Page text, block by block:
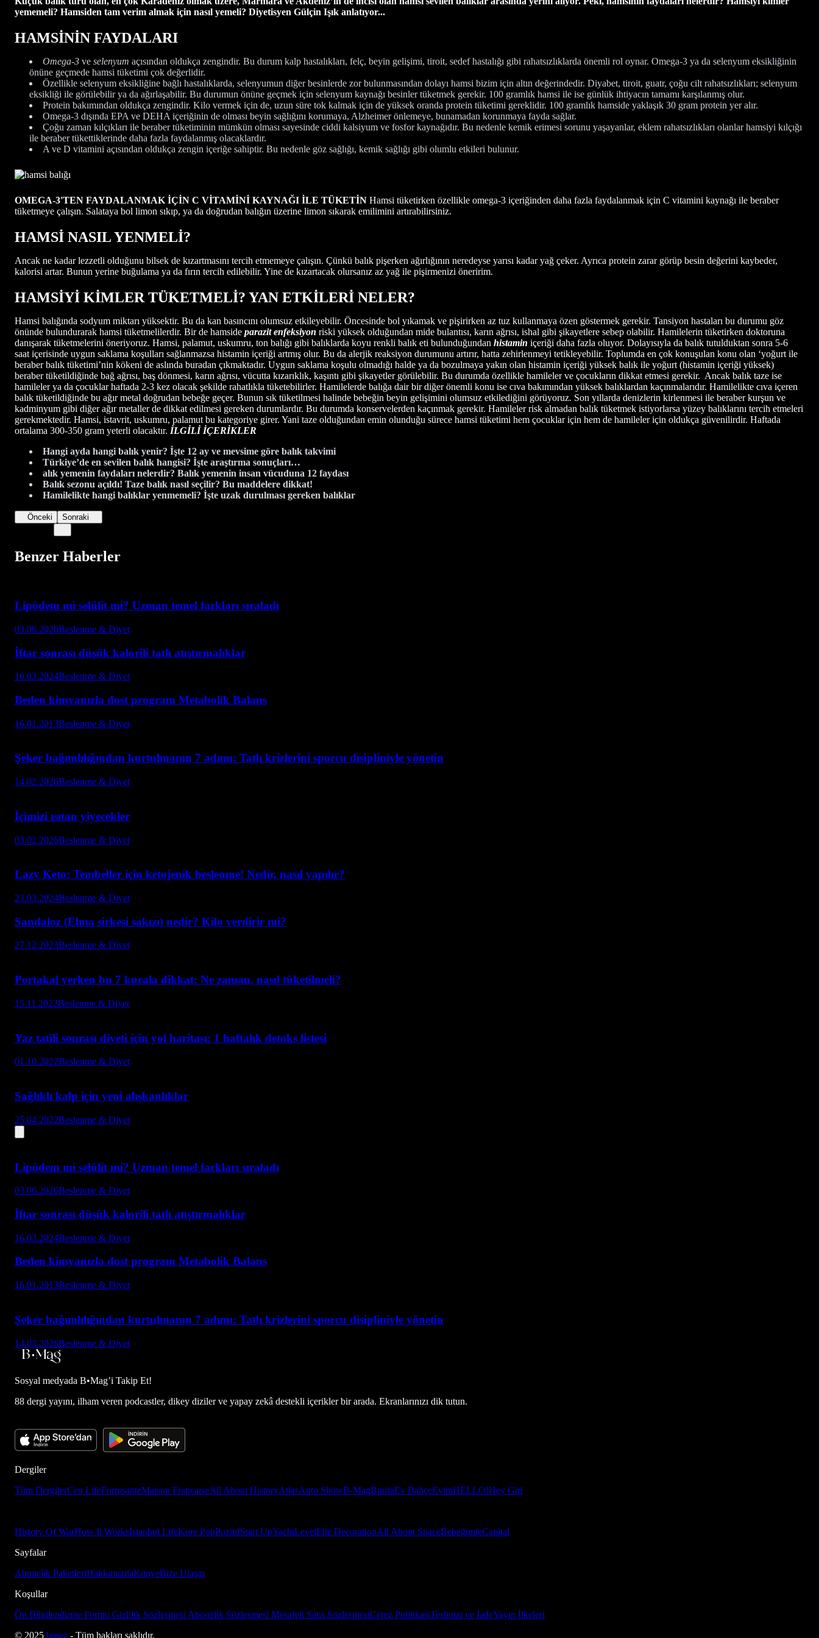
yememeli? Hamsiden tam verim almak için nasıl yemeli? Diyetisyen Gülçin Işık anlatıyor...
HAMSİNİN FAYDALARI
Omega-3 ve selenyum açısından oldukça zengindir. Bu durum kalp hastalıkları, felç, beyin gelişimi, tiroit, sedef hastalığı gibi rahatsızlıklarda önemli rol oynar. Omega-3 ya da selenyum eksikliğinin
önüne geçmede hamsi tüketimi çok değerlidir.
Özellikle selenyum eksikliğine bağlı hastalıklarda, selenyumun diğer besinlerde zor bulunmasından dolayı hamsi bizim için altın değerindedir. Diyabet, tiroit, guatr, çoğu cilt rahatsızlıkları; selenyum
eksikliği ile görülebilir ya da ağırlaşabilir. Bu durumun önüne geçmek için selenyum kaynağı besinler tüketmek gerekir. 100 gramlık hamsi ile ise günlük ihtiyacın tamamı karşılanmış olur.
Protein bakımından oldukça zengindir. Kilo vermek için de, uzun süre tok kalmak için de yüksek oranda protein tüketimi gereklidir. 100 gramlık hamside yaklaşık 30 gram protein yer alır.
Omega-3 dışında EPA ve DEHA içeriğinin de olması beyin sağlığını korumaya, Alzheimer önlemeye, bunamadan korunmaya fayda sağlar.
Çoğu zaman kılçıkları ile beraber tüketiminin mümkün olması sayesinde ciddi kalsiyum ve fosfor kaynağıdır. Bu nedenle kemik erimesi sorunu yaşayanlar, eklem rahatsızlıkları olanlar hamsiyi kılçığı
ile beraber tükettiklerinde daha fazla faydalanmış olacaklardır.
A ve D vitamini açısından oldukça zengin içeriğe sahiptir. Bu nedenle göz sağlığı, kemik sağlığı gibi olumlu etkileri bulunur.
OMEGA-3'TEN FAYDALANMAK İÇİN C VİTAMİNİ KAYNAĞI İLE TÜKETİN Hamsi tüketirken özellikle omega-3 içeriğinden daha fazla faydalanmak için C vitamini kaynağı ile beraber
tüketmeye çalışın. Salataya bol limon sıkıp, ya da doğrudan balığın üzerine limon sıkarak emilimini artırabilirsiniz.
HAMSİ NASIL YENMELİ?
Ancak ne kadar lezzetli olduğunu bilsek de kızartmasını tercih etmemeye çalışın. Çünkü balık pişerken ağırlığının neredeyse yarısı kadar yağ çeker. Ayrıca protein zarar görüp besin değerini kaybeder,
kalorisi artar. Bunun yerine buğulama ya da fırın tercih edilebilir. Yine de kızartacak olursanız az yağ ile pişirmenizi öneririm.
HAMSİYİ KİMLER TÜKETMELİ? YAN ETKİLERİ NELER?
Hamsi balığında sodyum miktarı yüksektir. Bu da kan basıncını olumsuz etkileyebilir. Öncesinde bol yıkamak ve pişirirken az tuz kullanmaya özen göstermek gerekir. Tansiyon hastaları bu durumu göz
önünde bulundurarak hamsi tüketmelilerdir. Bir de hamside parazit enfeksiyon riski yüksek olduğundan mide bulantısı, karın ağrısı, ishal gibi şikayetlere sebep olabilir. Hamilelerin tüketirken doktoruna
danışarak tüketmelerini öneriyoruz. Hamsi, palamut, uskumru, ton balığı gibi balıklarda koyu renkli balık eti bulunduğundan histamin içeriği daha fazla oluyor. Dolayısıyla da balık tutulduktan sonra 5-6
saat içerisinde uygun saklama koşulları sağlanmazsa histamin içeriği artmış olur. Bu da alerjik reaksiyon durumunu artırır, hatta zehirlenmeyi tetikleyebilir. Toplumda en çok konuşulan konu olan ‘yoğurt ile
beraber balık tüketimi’nin kökeni de aslında buradan çıkmaktadır. Uygun saklama koşulu olmadığı halde ya da bozulmaya yakın olan histamin içeriği yüksek balık ile yoğurt (histamin içeriği yüksek)
beraber tüketildiğinde bağ ağrısı, baş dönmesi, karın ağrısı, vücutta kızarıklık, kaşıntı gibi şikayetler görülebilir. Bu durumda özellikle hamileler ve çocukların dikkat etmesi gerekir. Ancak balık taze ise
hamileler ya da çocuklar haftada 2-3 kez olacak şekilde rahatlıkla tüketebilirler. Hamilelerde balığa dair bir diğer önemli konu ise cıva bakımından yüksek balıklardan kaçınmalarıdır. Hamilelikte cıva içeren
balık tüketildiğinde bu ağır metal doğrudan bebeğe geçer. Bunun sık tüketilmesi halinde bebeğin beyin gelişimini olumsuz etkilediğini görüyoruz. Son yıllarda denizlerin kirlenmesi ile beraber kurşun ve
kadminyum gibi diğer ağır metaller de dikkat edilmesi gereken durumlardır. Bu durumda konservelerden kaçınmak gerekir. Hamileler risk almadan balık tüketmek istiyorlarsa yüzey balıklarını tercih etmeleri
gerekmektedir. Hamsi, istavrit, uskumru, palamut bu kategoriye girer. Yani taze olduğundan emin olunduğu sürece hamsi tüketimi hem çocuklar için hem de hamileler için oldukça güvenilirdir. Haftada
ortalama 300-350 gram yeterli olacaktır. İLGİLİ İÇERİKLER
Hangi ayda hangi balık yenir? İşte 12 ay ve mevsime göre balık takvimi
Türkiye’de en sevilen balık hangisi? İşte araştırma sonuçları…
alık yemenin faydaları nelerdir? Balık yemenin insan vücuduna 12 faydası
Balık sezonu açıldı! Taze balık nasıl seçilir? Bu maddelere dikkat!
Hamilelikte hangi balıklar yenmemeli? İşte uzak durulması gereken balıklar
Önceki Sonraki
Benzer Haberler
Lipödem mi selülit mi? Uzman temel farkları sıraladı
03.06.2026Beslenme & Diyet
İftar sonrası düşük kalorili tatlı atıştırmalıklar
16.03.2024Beslenme & Diyet
Beden kimyanızla dost program Metabolik Balans
16.01.2013Beslenme & Diyet
Şeker bağımlılığından kurtulmanın 7 adımı: Tatlı krizlerini sporcu disipliniyle yönetin
14.02.2026Beslenme & Diyet
İçimizi ısıtan yiyecekler
03.02.2026Beslenme & Diyet
Lazy Keto: Tembeller için ketojenik beslenme! Nedir, nasıl yapılır?
23.03.2024Beslenme & Diyet
Sandaloz (Elma sirkesi sakızı) nedir? Kilo verdirir mi?
27.12.2023Beslenme & Diyet
Portakal yerken bu 7 kurala dikkat: Ne zaman, nasıl tüketilmeli?
15.11.2022Beslenme & Diyet
Yaz tatili sonrası diyeti için yol haritası: 1 haftalık detoks listesi
01.10.2022Beslenme & Diyet
Sağlıklı kalp için yeni alışkanlıklar
25.04.2022Beslenme & Diyet
Lipödem mi selülit mi? Uzman temel farkları sıraladı
03.06.2026Beslenme & Diyet
İftar sonrası düşük kalorili tatlı atıştırmalıklar
16.03.2024Beslenme & Diyet
Beden kimyanızla dost program Metabolik Balans
16.01.2013Beslenme & Diyet
Şeker bağımlılığından kurtulmanın 7 adımı: Tatlı krizlerini sporcu disipliniyle yönetin
14.02.2026Beslenme & Diyet
Sosyal medyada B•Mag’i Takip Et!
88 dergi yayını, ilham veren podcastler, dikey diziler ve yapay zekâ destekli içerikler bir arada. Ekranlarınızı dik tutun.
Dergiler
Tüm DergilerCeo LifeFormsanteMaison FrançaiseAll About HistoryAtlasAuto ShowB-MagBurdaEv BahçeEvimHELLO!Hey Girl
History Of WarHow It Worksİstanbul LifeKore PopPozitifStart UpYachtLevelElle DecorationAll About SpaceBebeğimleCapital
Sayfalar
Abonelik PaketleriHakkımızdaKünyeBize Ulaşın
Koşullar
Ön Bilgilendirme Formu Gizlilik Sözleşmesi Abonelik Sözleşmesi Mesafeli Satış SözleşmesiÇerez PolitikasıTeslimat ve İadeYayın İlkeleri
© 2025 bmag - Tüm hakları saklıdır.